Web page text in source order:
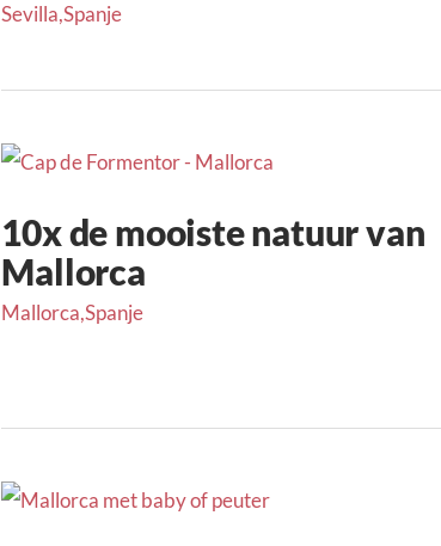
Sevilla,Spanje
10x de mooiste natuur van
Mallorca
Mallorca,Spanje